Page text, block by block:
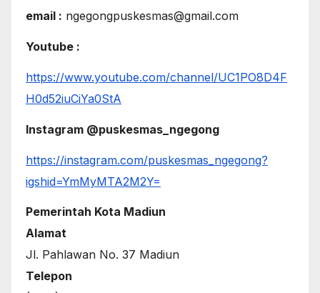
email : ngegongpuskesmas@gmail.com
Youtube :
https://www.youtube.com/channel/UC1PO8D4F
H0d52iuCiYa0StA
Instagram @puskesmas_ngegong
https://instagram.com/puskesmas_ngegong?
igshid=YmMyMTA2M2Y=
Pemerintah Kota Madiun
Alamat
Jl. Pahlawan No. 37 Madiun
Telepon